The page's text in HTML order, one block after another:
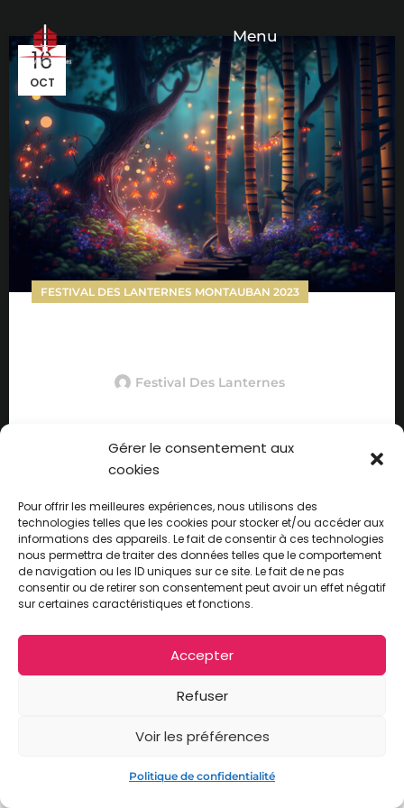
Gérer le consentement aux
cookies
Pour offrir les meilleures expériences, nous utilisons des
technologies telles que les cookies pour stocker et/ou accéder aux
informations des appareils. Le fait de consentir à ces technologies
nous permettra de traiter des données telles que le comportement
de navigation ou les ID uniques sur ce site. Le fait de ne pas
consentir ou de retirer son consentement peut avoir un effet négatif
sur certaines caractéristiques et fonctions.
Accepter
Refuser
Voir les préférences
Politique de confidentialité
Menu
16
OCT
FESTIVAL DES LANTERNES MONTAUBAN 2023
Festival Des Lanternes
du Festival des Lanternes! Il dévoile un pa...
CGV-Données personnelles
©INFINITY GRAPHIC - Création site internet Premium Évènementiel - Photo - Vidéo
- Drone - Social Média